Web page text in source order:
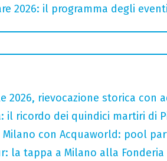
2026: il programma degli
2026, rievocazione storica con
il ricordo dei quindici martiri di
Milano con Acquaworld: pool
la tappa a Milano alla